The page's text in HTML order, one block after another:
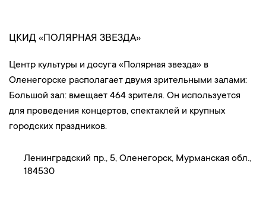
ЦКИД «ПОЛЯРНАЯ ЗВЕЗДА»
Центр культуры и досуга «Полярная звезда» в
Оленегорске располагает двумя зрительными залами:
Большой зал: вмещает 464 зрителя. Он используется
для проведения концертов, спектаклей и крупных
городских праздников.
Ленинградский пр., 5, Оленегорск, Мурманская обл.,
184530